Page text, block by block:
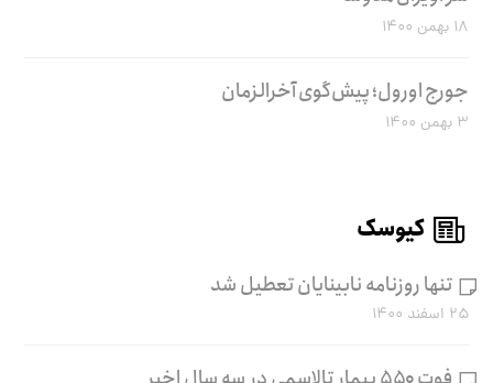
۱۸ بهمن ۱۴۰۰
جورج اورول؛ پیش‌گوی آخرالزمان
۳ بهمن ۱۴۰۰
کیوسک
تنها روزنامه نابینایان تعطیل شد
۲۵ اسفند ۱۴۰۰